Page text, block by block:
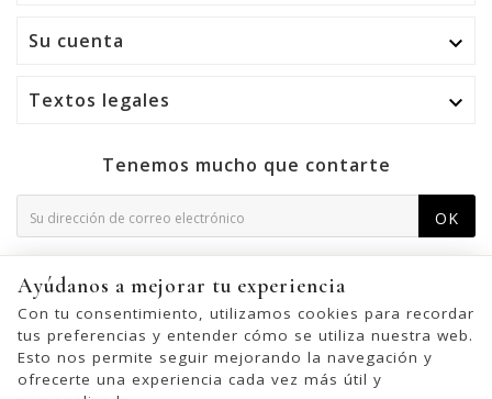
Su cuenta 
Textos legales 
Tenemos mucho que contarte
OK
consulte nuestra información de contacto en el aviso legal.
Ayúdanos a mejorar tu experiencia
Con tu consentimiento, utilizamos cookies para recordar
tus preferencias y entender cómo se utiliza nuestra web.
Esto nos permite seguir mejorando la navegación y
ofrecerte una experiencia cada vez más útil y
© 2026 - United Bags Company S.L. - Todos los derechos reservados.